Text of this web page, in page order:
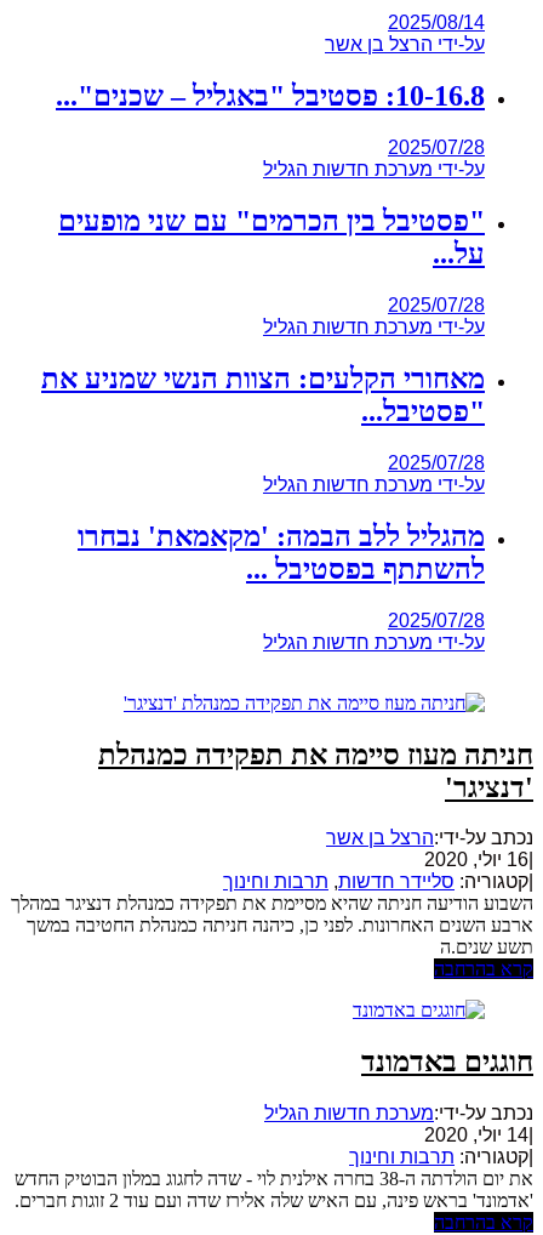
2025/08/14
על-ידי הרצל בן אשר
10-16.8: פסטיבל "באגליל – שכנים"...
2025/07/28
על-ידי מערכת חדשות הגליל
"פסטיבל בין הכרמים" עם שני מופעים
על...
2025/07/28
על-ידי מערכת חדשות הגליל
מאחורי הקלעים: הצוות הנשי שמניע את
"פסטיבל...
2025/07/28
על-ידי מערכת חדשות הגליל
מהגליל ללב הבמה: 'מקאמאת' נבחרו
להשתתף בפסטיבל ...
2025/07/28
על-ידי מערכת חדשות הגליל
חניתה מעוז סיימה את תפקידה כמנהלת
'דנציגר'
נכתב על-ידי:הרצל בן אשר
16 יולי, 2020
קטגוריה: סליידר חדשות, תרבות וחינוך
השבוע הודיעה חניתה שהיא מסיימת את תפקידה כמנהלת דנציגר במהלך
ארבע השנים האחרונות. לפני כן, כיהנה חניתה כמנהלת החטיבה במשך
תשע שנים.ה
קרא בהרחבה
חוגגים באדמונד
נכתב על-ידי:מערכת חדשות הגליל
14 יולי, 2020
קטגוריה: תרבות וחינוך
את יום הולדתה ה-38 בחרה אילנית לוי - שדה לחגוג במלון הבוטיק החדש
'אדמונד' בראש פינה, עם האיש שלה אלירז שדה ועם עוד 2 זוגות חברים.
קרא בהרחבה